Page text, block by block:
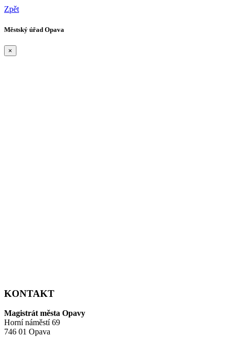
Zpět
Městský úřad Opava
×
KONTAKT
Magistrát města Opavy
Horní náměstí 69
746 01 Opava